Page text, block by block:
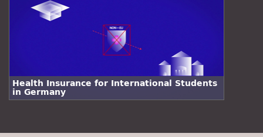
Health Insurance for International Students
in Germany